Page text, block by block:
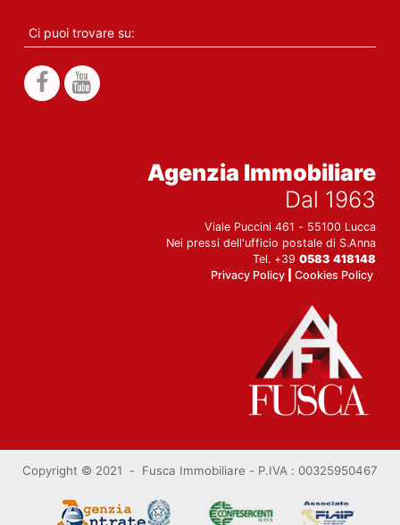
Ci puoi trovare su:
Agenzia Immobiliare
Dal 1963
Viale Puccini 461 - 55100 Lucca
Nei pressi dell'ufficio postale di S.Anna
Tel. +390583 418148
Privacy Policy |Cookies Policy
Copyright © 2021 - Fusca Immobiliare - P.IVA : 00325950467